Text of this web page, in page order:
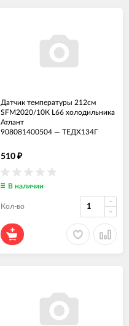
Датчик температуры 212см
SFM2020/10К L66 холодильника
Атлант
908081400504 — ТЕДХ134Г
510 ₽
В наличии
Кол-во